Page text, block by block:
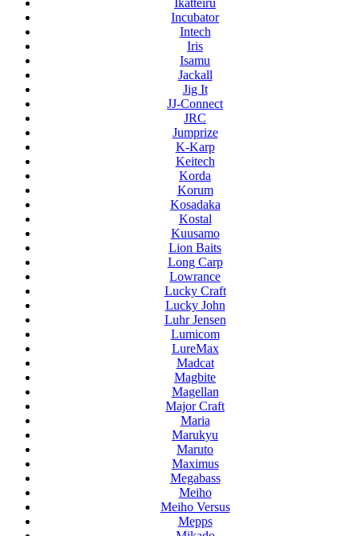
Ikatteiru
Incubator
Intech
Iris
Isamu
Jackall
Jig It
JJ-Connect
JRC
Jumprize
K-Karp
Keitech
Korda
Korum
Kosadaka
Kostal
Kuusamo
Lion Baits
Long Carp
Lowrance
Lucky Craft
Lucky John
Luhr Jensen
Lumicom
LureMax
Madcat
Magbite
Magellan
Major Craft
Maria
Marukyu
Maruto
Maximus
Megabass
Meiho
Meiho Versus
Mepps